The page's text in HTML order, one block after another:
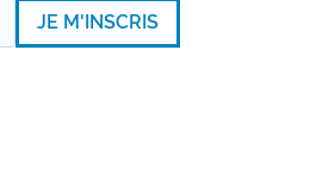
JE M'INSCRIS